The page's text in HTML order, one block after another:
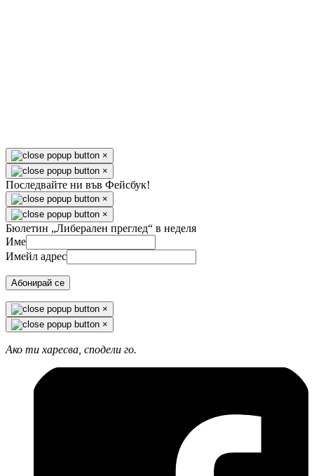
×
×
Последвайте ни във Фейсбук!
×
×
Бюлетин „Либерален преглед“ в неделя
Име
Имейл адрес
Абонирай се
×
×
Ако ти харесва, сподели го.